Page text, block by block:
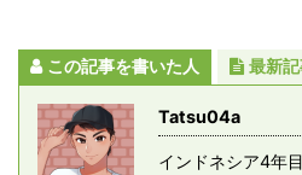
この記事を書いた人 最新
Tatsu04a
インドネシア4年